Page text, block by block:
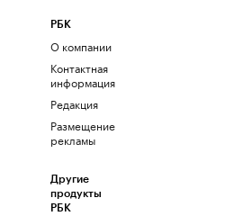
РБК
О компании
Контактная
информация
Редакция
Размещение
рекламы
Другие
продукты
РБК